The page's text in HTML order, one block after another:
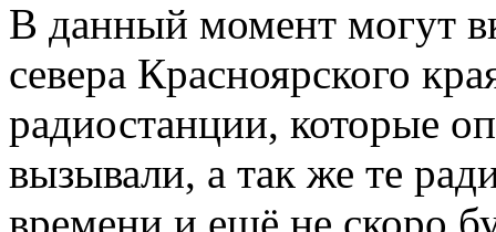
В данный момент могут
севера Красноярского
радиостанции, которые
вызывали, а так же те